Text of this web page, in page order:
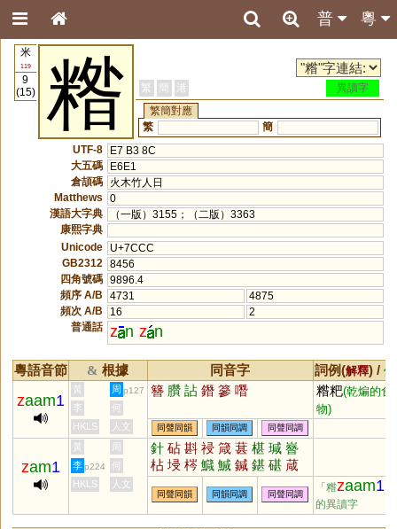
粵
普
米
119
9
(15)
糌 繁 簡 港
異讀字
繁簡對應
繁
簡
UTF-8
E7 B3 8C
大五碼
E6E1
倉頡碼
火木竹人日
Matthews
0
漢語大字典
（一版）3155；（二版）3363
康熙字典
Unicode
U+7CCC
GB2312
8456
四角號碼 9896.4
頻序 A/B
4731
4875
頻次 A/B
16
2
普通話 z n z n
粵語音節 & 根據 同音字 詞例(解釋) /
zaam1
黃 周 p127 簪 臢 詀 鐕 篸 噆 糌粑(乾煸的食
物)
李
何
HKLS
人文 同聲同韻 同韻同調 同聲同調
zam1
黃 周 針 砧 斟 祲 箴 葚 椹 瑊 嶜
枮 埐 梣 鱵 鰔 鍼 鍖 碪 葴
李 p224
何
HKLS
人文
同聲同韻 同韻同調 同聲同調
「糌zaam1
的異讀字